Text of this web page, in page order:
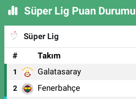
Süper Lig Puan Durumu
Süper Lig
#
Takım
1 Galatasaray
2 Fenerbahçe